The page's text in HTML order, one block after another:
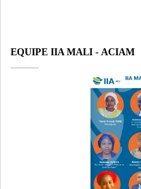
EQUIPE IIA MALI - ACIAM